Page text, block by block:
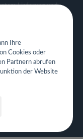
Lieferung und
für Restaurant
Ihre
Cookies oder
Partnern abrufen
der Website